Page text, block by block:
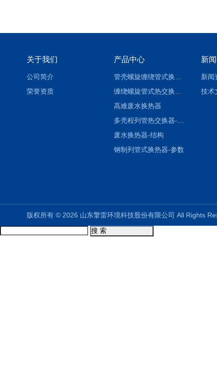
关于我们
公司简介
荣誉资质
产品中心
高难废水换热器
废水换热器-结构
钢制列管式换热器-参数
新
新闻
技术
版权所有 © 2026 山东擎雷环境科技股份有限公司 All